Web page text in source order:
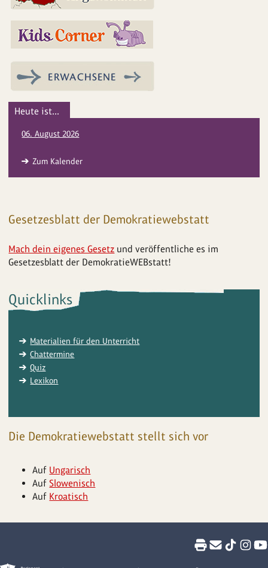
Heute ist...
06. August 2026
Zum Kalender
Gesetzesblatt der Demokratiewebstatt
Mach dein eigenes Gesetz und veröffentliche es im
Gesetzesblatt der DemokratieWEBstatt!
Quicklinks
Materialien für den Unterricht
Chattermine
Quiz
Lexikon
Die Demokratiewebstatt stellt sich vor
Auf Ungarisch
AufSlowenisch
Auf Kroatisch